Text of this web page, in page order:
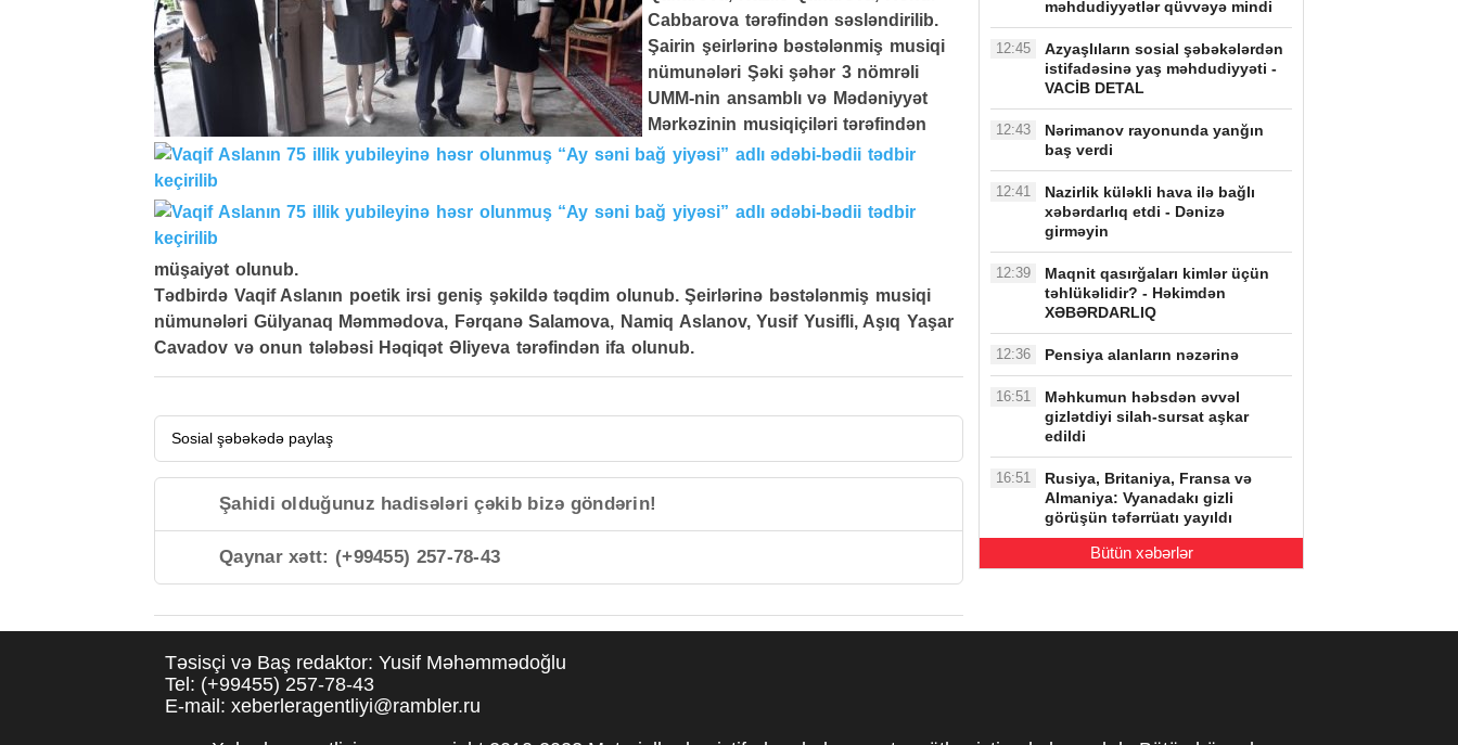
Cabbarova tərəfindən səsləndirilib.
Şairin şeirlərinə bəstələnmiş musiqi
nümunələri Şəki şəhər 3 nömrəli
UMM-nin ansamblı və Mədəniyyət
Mərkəzinin musiqiçiləri tərəfindən
müşaiyət olunub.
Tədbirdə Vaqif Aslanın poetik irsi geniş şəkildə təqdim olunub. Şeirlərinə bəstələnmiş musiqi
nümunələri Gülyanaq Məmmədova, Fərqanə Salamova, Namiq Aslanov, Yusif Yusifli, Aşıq Yaşar
Cavadov və onun tələbəsi Həqiqət Əliyeva tərəfindən ifa olunub.
Sosial şəbəkədə paylaş
Şahidi olduğunuz hadisələri çəkib bizə göndərin!
Qaynar xətt: (+99455) 257-78-43
məhdudiyyətlər qüvvəyə mindi
12:45
Azyaşlıların sosial şəbəkələrdən
istifadəsinə yaş məhdudiyyəti -
VACİB DETAL
12:43
Nərimanov rayonunda yanğın
baş verdi
12:41
Nazirlik küləkli hava ilə bağlı
xəbərdarlıq etdi - Dənizə
girməyin
12:39
Maqnit qasırğaları kimlər üçün
təhlükəlidir? - Həkimdən
XƏBƏRDARLIQ
12:36 Pensiya alanların nəzərinə
16:51
Məhkumun həbsdən əvvəl
gizlətdiyi silah-sursat aşkar
edildi
16:51
Rusiya, Britaniya, Fransa və
Almaniya: Vyanadakı gizli
görüşün təfərrüatı yayıldı
Bütün xəbərlər
Təsisçi və Baş redaktor: Yusif Məhəmmədoğlu
Tel: (+99455) 257-78-43
E-mail: xeberleragentliyi@rambler.ru